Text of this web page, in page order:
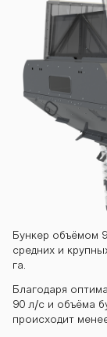
Бункер объёмом
средних и
га.
Благодаря
90 л/с и объёма
происходит